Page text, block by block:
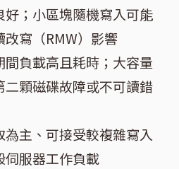
好；小區塊隨機寫入可能
寫（RMW）影響
間負載高且耗時；大容量
顆磁碟故障或不可讀錯
為主、可接受較複雜寫入
伺服器工作負載